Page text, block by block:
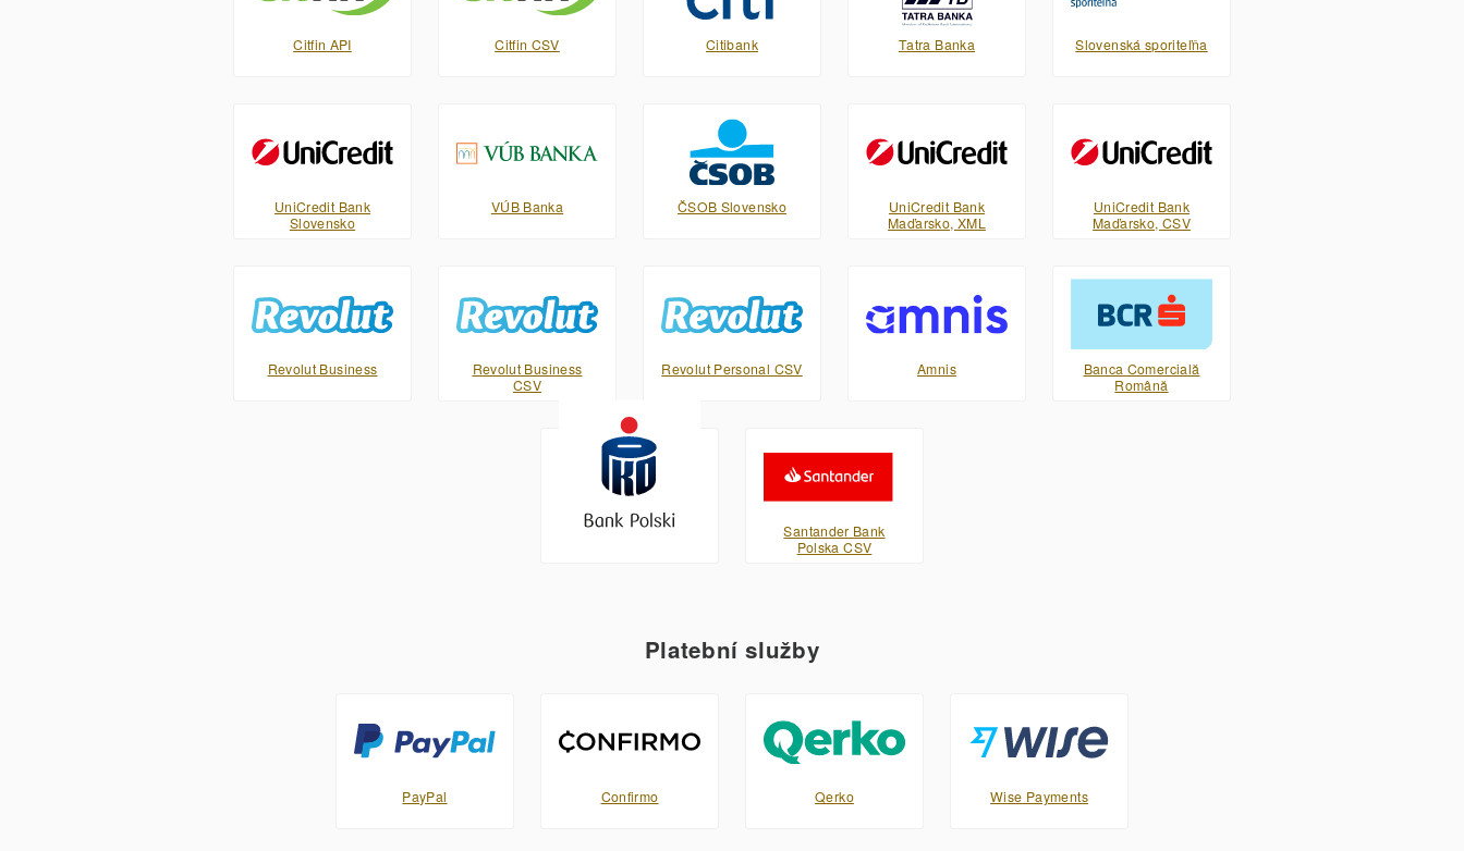
Citfin API Citfin CSV Citibank Tatra Banka Slovenská sporiteľňa
UniCredit Bank
Slovensko
VÚB Banka ČSOB Slovensko
UniCredit Bank
Maďarsko, XML
UniCredit Bank
Maďarsko, CSV
Revolut Business
Revolut Business
CSV
Revolut Personal CSV Amnis
Banca Comercială
Română
PKO Bank Polski XML
Santander Bank
Polska CSV
Platební služby
PayPal Confirmo Qerko Wise Payments